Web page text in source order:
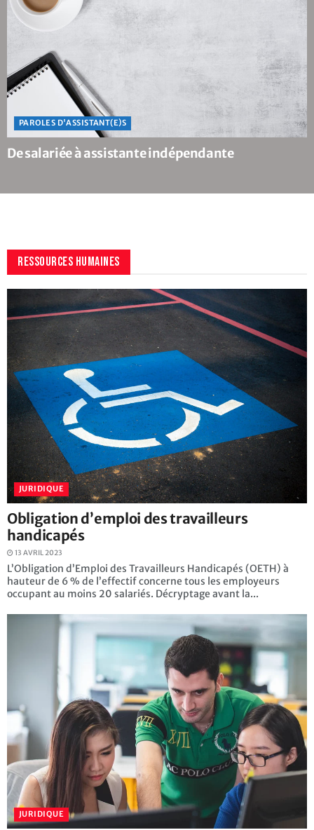
PAROLES D'ASSISTANT(E)S
De salariée à assistante indépendante
RESSOURCES HUMAINES
JURIDIQUE
Obligation d’emploi des travailleurs
handicapés
13 AVRIL 2023
L’Obligation d’Emploi des Travailleurs Handicapés (OETH) à
hauteur de 6 % de l’effectif concerne tous les employeurs
occupant au moins 20 salariés. Décryptage avant la...
JURIDIQUE